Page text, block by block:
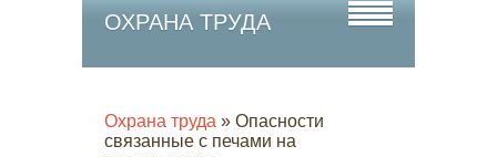
ОХРАНА ТРУДА
Охрана труда » Опасности
связанные с печами на